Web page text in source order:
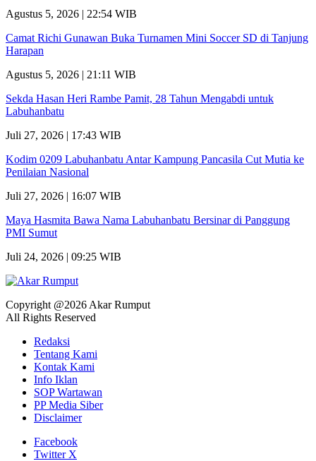
Agustus 5, 2026 | 22:54 WIB
Camat Richi Gunawan Buka Turnamen Mini Soccer SD di Tanjung
Harapan
Agustus 5, 2026 | 21:11 WIB
Sekda Hasan Heri Rambe Pamit, 28 Tahun Mengabdi untuk
Labuhanbatu
Juli 27, 2026 | 17:43 WIB
Kodim 0209 Labuhanbatu Antar Kampung Pancasila Cut Mutia ke
Penilaian Nasional
Juli 27, 2026 | 16:07 WIB
Maya Hasmita Bawa Nama Labuhanbatu Bersinar di Panggung
PMI Sumut
Juli 24, 2026 | 09:25 WIB
Copyright @2026 Akar Rumput
All Rights Reserved
Redaksi
Tentang Kami
Kontak Kami
Info Iklan
SOP Wartawan
PP Media Siber
Disclaimer
Facebook
Twitter X